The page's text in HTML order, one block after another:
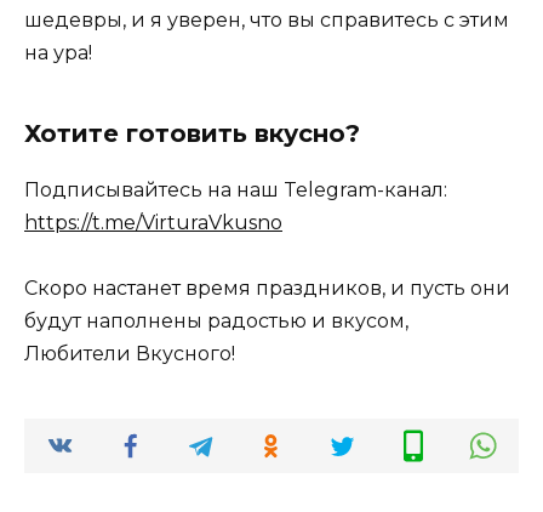
шедевры, и я уверен, что вы справитесь с этим
на ура!
Хотите готовить вкусно?
Подписывайтесь на наш Telegram-канал:
https://t.me/VirturaVkusno
Скоро настанет время праздников, и пусть они
будут наполнены радостью и вкусом,
Любители Вкусного!